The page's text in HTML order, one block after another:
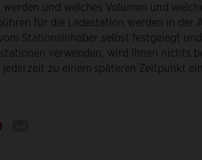
und welches Volumen und
für die Ladestation werden in der
Stationsinhaber selbst festgelegt
verwenden, wird Ihnen nichts
zu einem späteren Zeitpunkt